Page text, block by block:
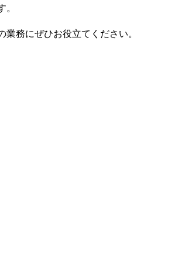
務にぜひお役立てください。